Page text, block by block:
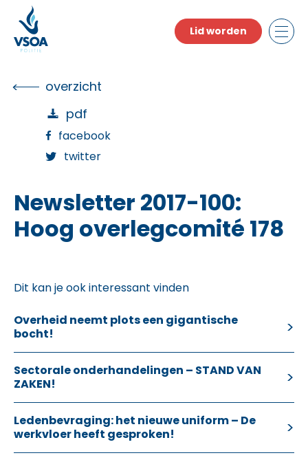
the
content
Lid worden
overzicht
pdf
facebook
twitter
Newsletter 2017-100:
Hoog overlegcomité 178
Dit kan je ook interessant vinden
Overheid neemt plots een gigantische
bocht!
Sectorale onderhandelingen – STAND VAN
ZAKEN!
Ledenbevraging: het nieuwe uniform – De
werkvloer heeft gesproken!